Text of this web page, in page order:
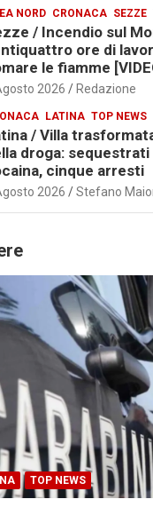
NORD CRONACA SEZZE
/ Incendio sul
ore di
le fiamme
2026 Redazione
LATINA TOP NEWS
/ Villa
droga: sequestrati
cinque arresti
2026 Stefano
TOP NEWS